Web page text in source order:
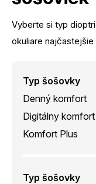
Vyberte si typ
okuliare najčastejšie
Typ šošovky
Denný komfort
Digitálny komfort
Komfort Plus
Typ šošovky